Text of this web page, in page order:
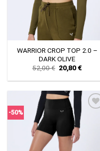
WARRIOR CROP TOP 2.0 –
DARK OLIVE
52,00€ Original
price
was:
20,80€Current
is:
-50%
Πρόσθήκη
στην λίστα